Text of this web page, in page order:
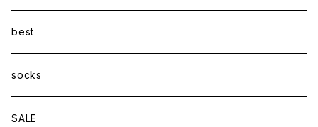
best
socks
SALE